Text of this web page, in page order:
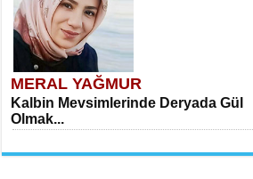
MERAL YAĞMUR
Kalbin Mevsimlerinde Deryada Gül
Olmak...